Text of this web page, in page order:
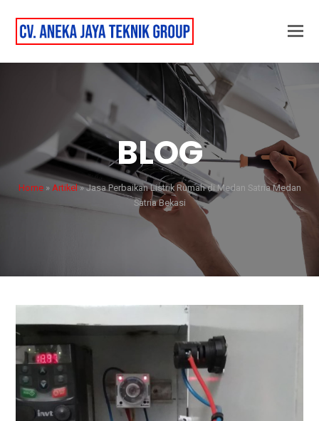
BLOG
Home» Artikel»Jasa Perbaikan Listrik Rumah di Medan Satria Medan
Satria Bekasi